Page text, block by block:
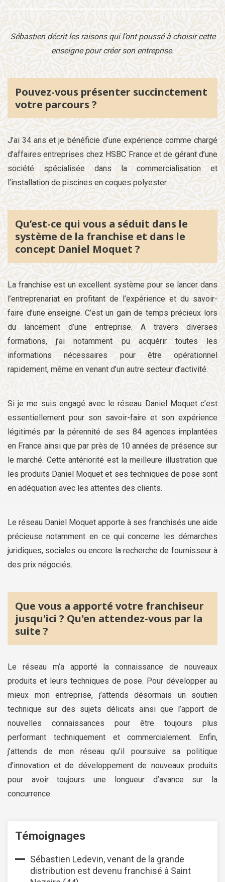
Sébastien décrit les raisons qui l’ont poussé à choisir cette
enseigne pour créer son entreprise.
Pouvez-vous présenter succinctement
votre parcours ?
J’ai 34 ans et je bénéficie d’une expérience comme chargé
d’affaires entreprises chez HSBC France et de gérant d’une
société spécialisée dans la commercialisation et
l’installation de piscines en coques polyester.
Qu’est-ce qui vous a séduit dans le
système de la franchise et dans le
concept Daniel Moquet ?
La franchise est un excellent système pour se lancer dans
l’entreprenariat en profitant de l’expérience et du savoir-
faire d’une enseigne. C’est un gain de temps précieux lors
du lancement d’une entreprise. A travers diverses
formations, j’ai notamment pu acquérir toutes les
informations nécessaires pour être opérationnel
rapidement, même en venant d’un autre secteur d’activité.
Si je me suis engagé avec le réseau Daniel Moquet c’est
essentiellement pour son savoir-faire et son expérience
légitimés par la pérennité de ses 84 agences implantées
en France ainsi que par près de 10 années de présence sur
le marché. Cette antériorité est la meilleure illustration que
les produits Daniel Moquet et ses techniques de pose sont
en adéquation avec les attentes des clients.
Le réseau Daniel Moquet apporte à ses franchisés une aide
précieuse notamment en ce qui concerne les démarches
juridiques, sociales ou encore la recherche de fournisseur à
des prix négociés.
Que vous a apporté votre franchiseur
jusqu'ici ? Qu'en attendez-vous par la
suite ?
Le réseau m’a apporté la connaissance de nouveaux
produits et leurs techniques de pose. Pour développer au
mieux mon entreprise, j’attends désormais un soutien
technique sur des sujets délicats ainsi que l’apport de
nouvelles connaissances pour être toujours plus
performant techniquement et commercialement. Enfin,
j’attends de mon réseau qu’il poursuive sa politique
d’innovation et de développement de nouveaux produits
pour avoir toujours une longueur d’avance sur la
concurrence.
Témoignages
Sébastien Ledevin, venant de la grande
distribution est devenu franchisé à Saint